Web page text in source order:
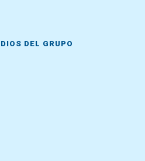
DEL GRUPO